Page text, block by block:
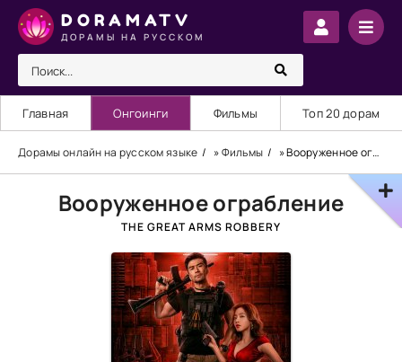
DORAMATV
ДОРАМЫ НА РУССКОМ
Главная Онгоинги Фильмы Топ 20 дорам
Дорамы онлайн на русском языке »Фильмы » Вооруженное ограбление
Вооруженное ограбление
THE GREAT ARMS ROBBERY